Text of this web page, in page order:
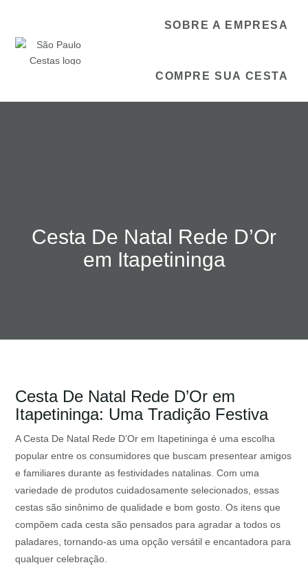
SOBRE A EMPRESA
COMPRE SUA CESTA
Cesta De Natal Rede D’Or
em Itapetininga
Cesta De Natal Rede D’Or em
Itapetininga: Uma Tradição Festiva
A Cesta De Natal Rede D’Or em Itapetininga é uma escolha
popular entre os consumidores que buscam presentear amigos
e familiares durante as festividades natalinas. Com uma
variedade de produtos cuidadosamente selecionados, essas
cestas são sinônimo de qualidade e bom gosto. Os itens que
compõem cada cesta são pensados para agradar a todos os
paladares, tornando-as uma opção versátil e encantadora para
qualquer celebração.